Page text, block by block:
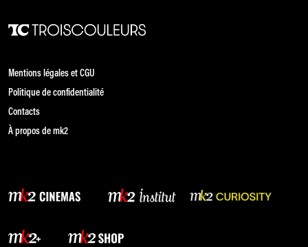
Mentions légales et CGU
Politique de confidentialité
Contacts
À propos de mk2